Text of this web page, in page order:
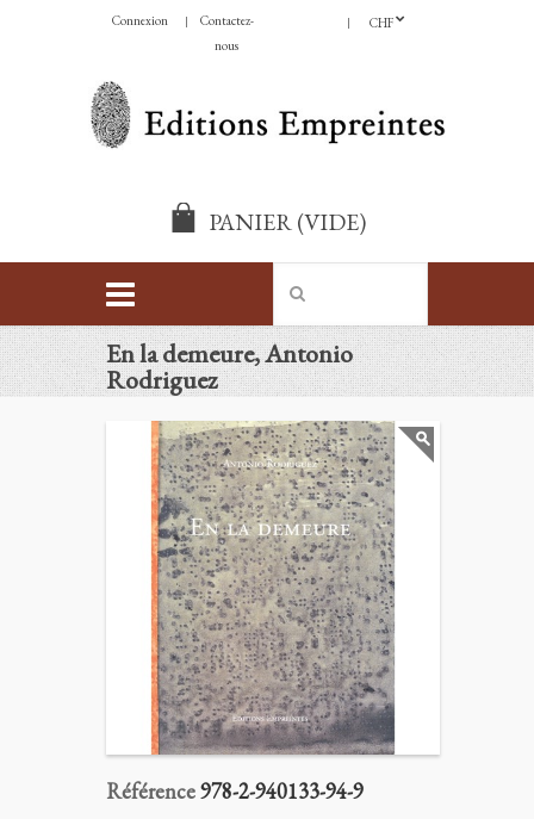
Connexion CHF
Contactez-
nous
PANIER(VIDE)
En la demeure, Antonio
Rodriguez
Référence978-2-940133-94-9